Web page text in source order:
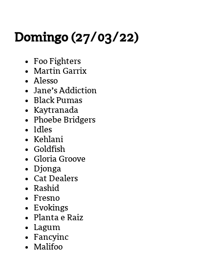
Domingo (27/03/22)
Foo Fighters
Martin Garrix
Alesso
Jane’s Addiction
Black Pumas
Kaytranada
Phoebe Bridgers
Idles
Kehlani
Goldfish
Gloria Groove
Djonga
Cat Dealers
Rashid
Fresno
Evokings
Planta e Raiz
Lagum
Fancyinc
Malifoo